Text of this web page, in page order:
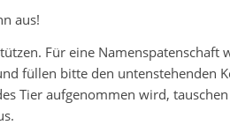
aus!
Für eine Namenspatenschaft
füllen bitte den untenstehenden
Tier aufgenommen wird,